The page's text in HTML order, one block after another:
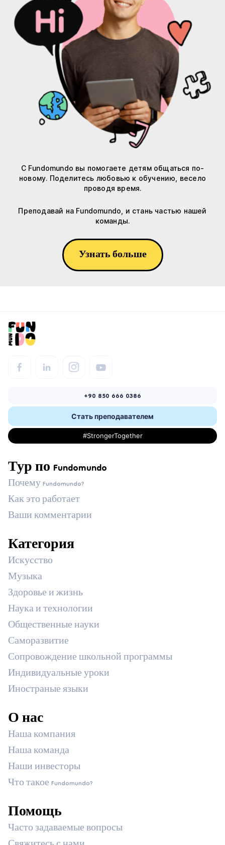
С Fundomundo вы помогаете детям общаться по-
новому. Поделитесь любовью к обучению, весело
проводя время.
Преподавай на Fundomundo, и стань частью нашей
команды.
Узнать больше
+90 850 666 0386
Стать преподавателем
#StrongerTogether
Тур по Fundomundo
Почему Fundomundo?
Как это работает
Ваши комментарии
Категория
Искусство
Музыка
Здоровье и жизнь
Наука и технологии
Общественные науки
Саморазвитие
Сопровождение школьной программы
Индивидуальные уроки
Иностраные языки
О нас
Наша компания
Наша команда
Наши инвесторы
Что такое Fundomundo?
Помощь
Часто задаваемые вопросы